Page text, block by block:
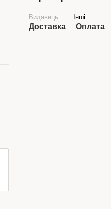
Видавець Інші
Доставка Оплата